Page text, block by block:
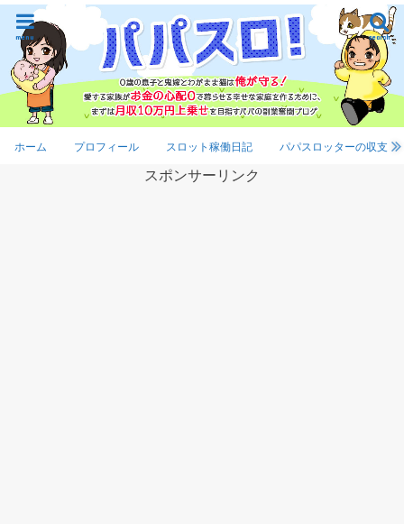
search
menu
ホーム プロフィール スロット稼働日記 パパスロッターの収支
スポンサーリンク